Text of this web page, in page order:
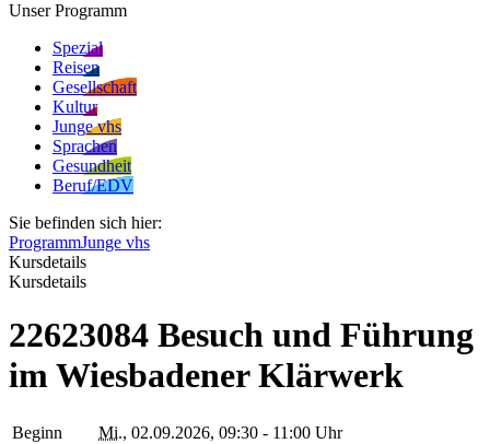
Unser Programm
Spezial
Reisen
Gesellschaft
Kultur
Junge vhs
Sprachen
Gesundheit
Beruf/EDV
Sie befinden sich hier:
ProgrammJunge vhs
Kursdetails
Kursdetails
22623084 Besuch und Führung
im Wiesbadener Klärwerk
Beginn Mi., 02.09.2026, 09:30 - 11:00 Uhr